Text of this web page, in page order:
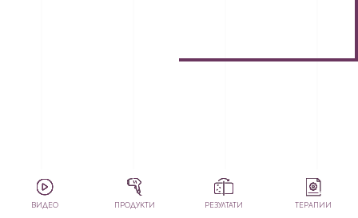
ВИДЕО ПРОДУКТИ РЕЗУЛТАТИ ТЕРАПИИ